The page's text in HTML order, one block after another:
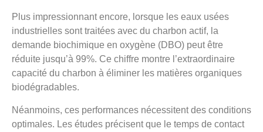
Plus impressionnant encore, lorsque les eaux usées
industrielles sont traitées avec du charbon actif, la
demande biochimique en oxygène (DBO) peut être
réduite jusqu’à 99%. Ce chiffre montre l’extraordinaire
capacité du charbon à éliminer les matières organiques
biodégradables.
Néanmoins, ces performances nécessitent des conditions
optimales. Les études précisent que le temps de contact